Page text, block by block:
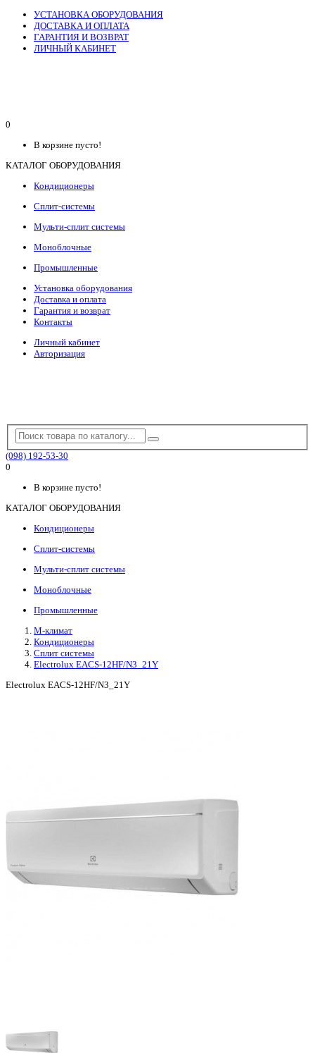
УСТАНОВКА ОБОРУДОВАНИЯ
ДОСТАВКА И ОПЛАТА
ГАРАНТИЯ И ВОЗВРАТ
ЛИЧНЫЙ КАБИНЕТ
0
В корзине пусто!
КАТАЛОГ ОБОРУДОВАНИЯ
Кондиционеры
Сплит-системы
Мульти-сплит системы
Моноблочные
Промышленные
Установка оборудования
Доставка и оплата
Гарантия и возврат
Контакты
Личный кабинет
Авторизация
(098) 192-53-30
0
В корзине пусто!
КАТАЛОГ ОБОРУДОВАНИЯ
Кондиционеры
Сплит-системы
Мульти-сплит системы
Моноблочные
Промышленные
М-климат
Кондиционеры
Сплит системы
Electrolux EACS-12HF/N3_21Y
Electrolux EACS-12HF/N3_21Y